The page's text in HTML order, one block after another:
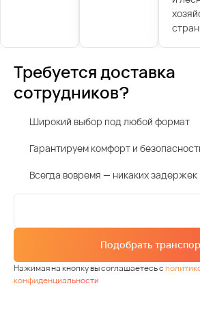
Требуется доставка
сотрудников?
Широкий выбор под любой формат
Гарантируем комфорт и
Всегда вовремя — никаких задержек
Подобрать
Нажимая на кнопку вы соглашаетесь с
конфиденциальности